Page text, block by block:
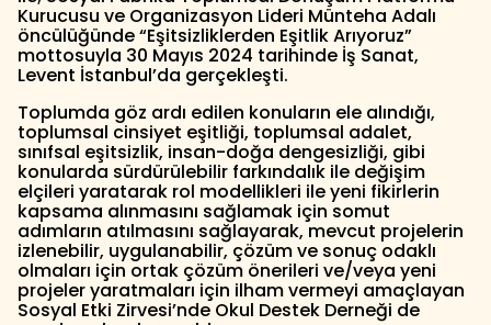
Kurucusu ve Organizasyon Lideri Münteha Adalı
öncülüğünde “Eşitsizliklerden Eşitlik Arıyoruz”
mottosuyla 30 Mayıs 2024 tarihinde İş Sanat,
Levent İstanbul’da gerçekleşti.
Toplumda göz ardı edilen konuların ele alındığı,
toplumsal cinsiyet eşitliği, toplumsal adalet,
sınıfsal eşitsizlik, insan-doğa dengesizliği, gibi
konularda sürdürülebilir farkındalık ile değişim
elçileri yaratarak rol modellikleri ile yeni fikirlerin
kapsama alınmasını sağlamak için somut
adımların atılmasını sağlayarak, mevcut projelerin
izlenebilir, uygulanabilir, çözüm ve sonuç odaklı
olmaları için ortak çözüm önerileri ve/veya yeni
projeler yaratmaları için ilham vermeyi amaçlayan
Sosyal Etki Zirvesi’nde Okul Destek Derneği de